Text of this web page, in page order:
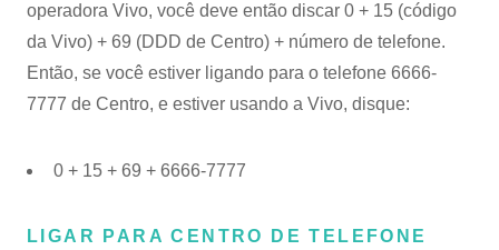
operadora Vivo, você deve então discar 0 + 15 (código
da Vivo) + 69 (DDD de Centro) + número de telefone.
Então, se você estiver ligando para o telefone 6666-
7777 de Centro, e estiver usando a Vivo, disque:
0 + 15 + 69 + 6666-7777
LIGAR PARA CENTRO DE TELEFONE